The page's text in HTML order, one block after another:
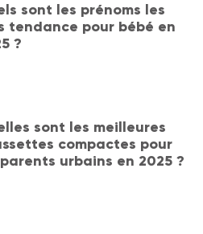
sont les prénoms les
tendance pour bébé en
?
sont les meilleures
compactes pour
urbains en 2025 ?